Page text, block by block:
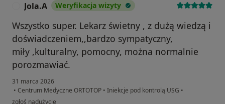
Jola.A Weryfikacja wizyty
Wszystko super. Lekarz świetny , z dużą wiedzą i
doświadczeniem,,bardzo sympatyczny,
miły ,kulturalny, pomocny, można normalnie
porozmawiać.
31 marca 2026
• Centrum Medyczne ORTOTOP • Iniekcje pod kontrolą USG •
w opinii użytkownika Jola.A
zgłoś nadużycie